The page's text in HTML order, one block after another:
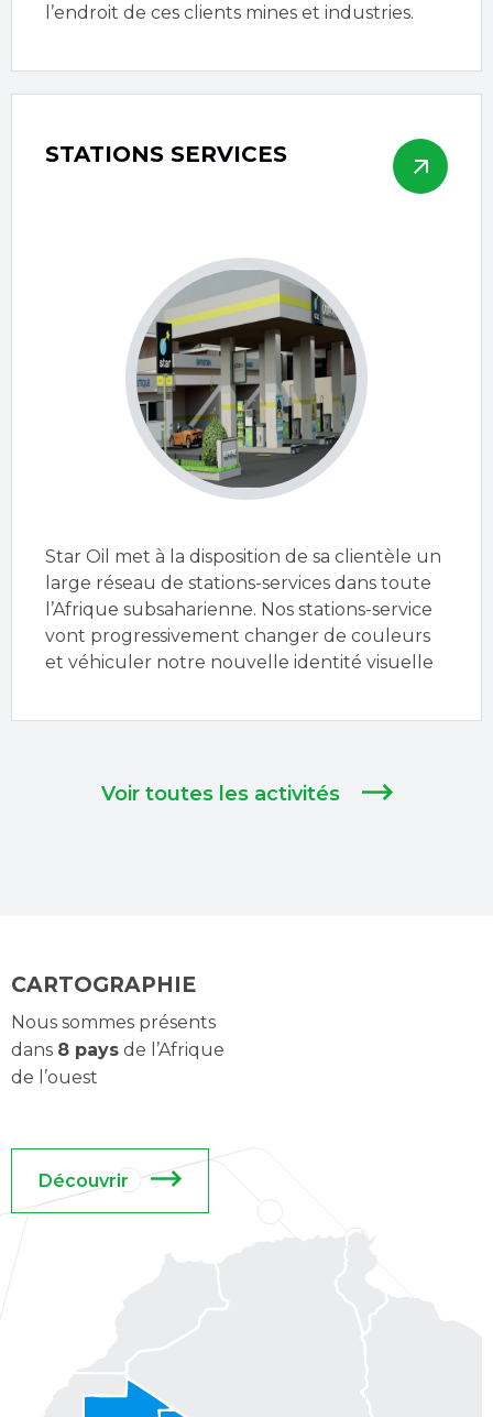
l’endroit de ces clients mines et industries.
STATIONS SERVICES
Star Oil met à la disposition de sa clientèle un
large réseau de stations-services dans toute
l’Afrique subsaharienne. Nos stations-service
vont progressivement changer de couleurs
et véhiculer notre nouvelle identité visuelle
Voir toutes les activités
CARTOGRAPHIE
Nous sommes présents
dans 8 pays de l’Afrique
de l’ouest
Découvrir